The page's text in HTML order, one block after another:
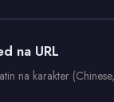
na URL
na karakter